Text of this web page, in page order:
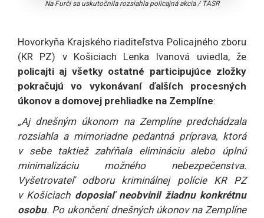
Na Furči sa uskutočnila rozsiahla policajná akcia/ TASR
Hovorkyňa Krajského riaditeľstva Policajného zboru
(KR PZ) v Košiciach Lenka Ivanová uviedla, že
policajti aj všetky ostatné participujúce zložky
pokračujú vo vykonávaní ďalších procesných
úkonov a domovej prehliadke na Zemplíne:
„Aj dnešným úkonom na Zemplíne predchádzala
rozsiahla a mimoriadne pedantná príprava, ktorá
v sebe taktiež zahŕňala elimináciu alebo úplnú
minimalizáciu možného nebezpečenstva.
Vyšetrovateľ odboru kriminálnej polície KR PZ
v Košiciach doposiaľ neobvinil žiadnu konkrétnu
osobu. Po ukončení dnešných úkonov na Zemplíne